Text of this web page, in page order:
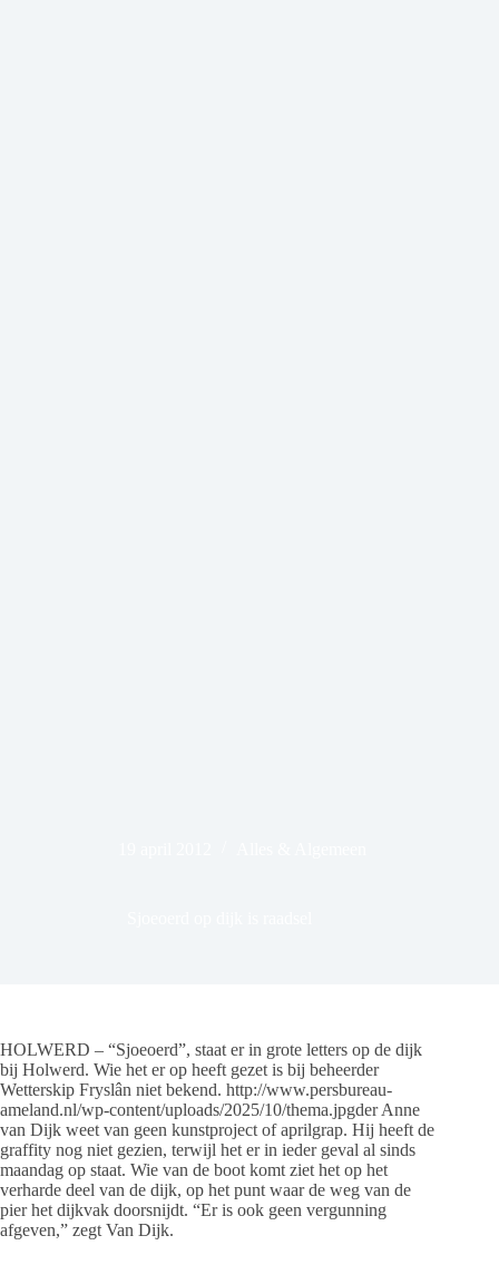
HOLWERD – “Sjoeoerd”, staat er in grote letters op de dijk
bij Holwerd. Wie het er op heeft gezet is bij beheerder
Wetterskip Fryslân niet bekend. http://www.persbureau-
ameland.nl/wp-content/uploads/2025/10/thema.jpgder Anne
van Dijk weet van geen kunstproject of aprilgrap. Hij heeft de
graffity nog niet gezien, terwijl het er in ieder geval al sinds
maandag op staat. Wie van de boot komt ziet het op het
verharde deel van de dijk, op het punt waar de weg van de
pier het dijkvak doorsnijdt. “Er is ook geen vergunning
afgeven,” zegt Van Dijk.